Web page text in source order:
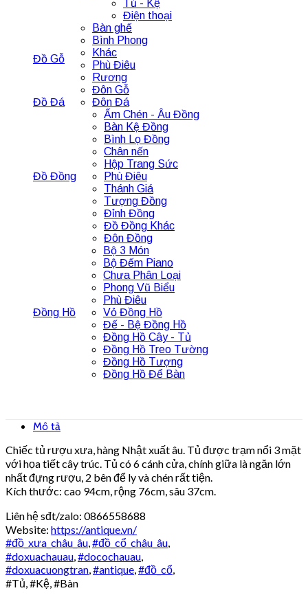
Tủ - Kệ
Điện thoại
Đồ Gỗ
Bàn ghế
Bình Phong
Khác
Phù Điêu
Rương
Đôn Gỗ
Đồ Đá
Đôn Đá
Đồ Đồng
Ấm Chén - Âu Đồng
Bàn Kệ Đồng
Bình Lọ Đồng
Chân nến
Hộp Trang Sức
Phù Điêu
Thánh Giá
Tượng Đồng
Đỉnh Đồng
Đồ Đồng Khác
Đôn Đồng
Đồng Hồ
Bộ 3 Món
Bộ Đếm Piano
Chưa Phân Loại
Phong Vũ Biểu
Phù Điêu
Vỏ Đồng Hồ
Đế - Bệ Đồng Hồ
Đồng Hồ Cây - Tủ
Đồng Hồ Treo Tường
Đồng Hồ Tượng
Đồng Hồ Để Bàn
Mô tả
Chiếc tủ rượu xưa, hàng Nhật xuất âu. Tủ được trạm nổi 3 mặt
với họa tiết cây trúc. Tủ có 6 cánh cửa, chính giữa là ngăn lớn
nhất đựng rượu, 2 bên để ly và chén rất tiện.
Kích thước: cao 94cm, rộng 76cm, sâu 37cm.
Liên hệ sđt/zalo: 0866558688
Website: https://antique.vn/
#đồ_xưa_châu_âu #đồ_cổ_châu_âu
#doxuachauau #docochauau
#doxuacuongtran #antique #đồ_cổ
#Tủ, #Kệ, #Bàn